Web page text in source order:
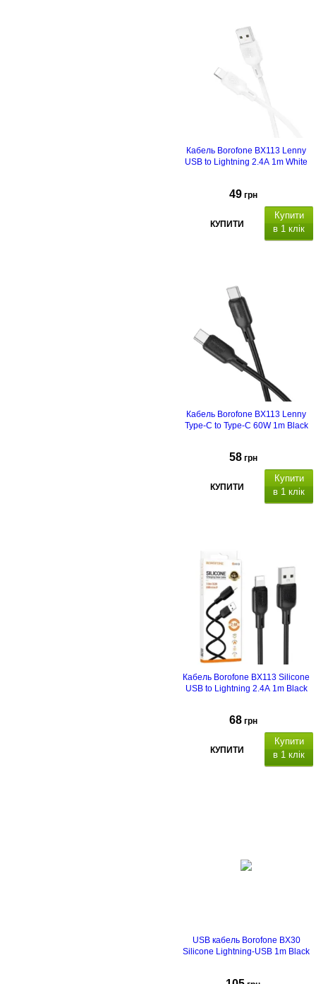
Кабель Borofone BX113 Lenny
USB to Lightning 2.4A 1m White
49 грн
КУПИТИ
Купити
в 1 клік
Кабель Borofone BX113 Lenny
Type-C to Type-C 60W 1m Black
58 грн
КУПИТИ
Купити
в 1 клік
Кабель Borofone BX113 Silicone
USB to Lightning 2.4A 1m Black
68 грн
КУПИТИ
Купити
в 1 клік
USB кабель Borofone BX30
Silicone Lightning-USB 1m Black